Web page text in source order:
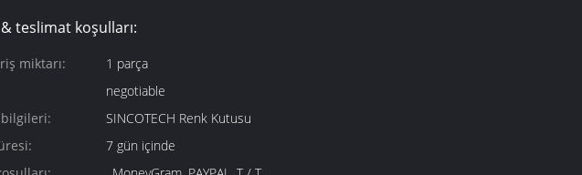
teslimat koşulları:
miktarı:
1 parça
negotiable
SINCOTECH Renk Kutusu
7 gün içinde